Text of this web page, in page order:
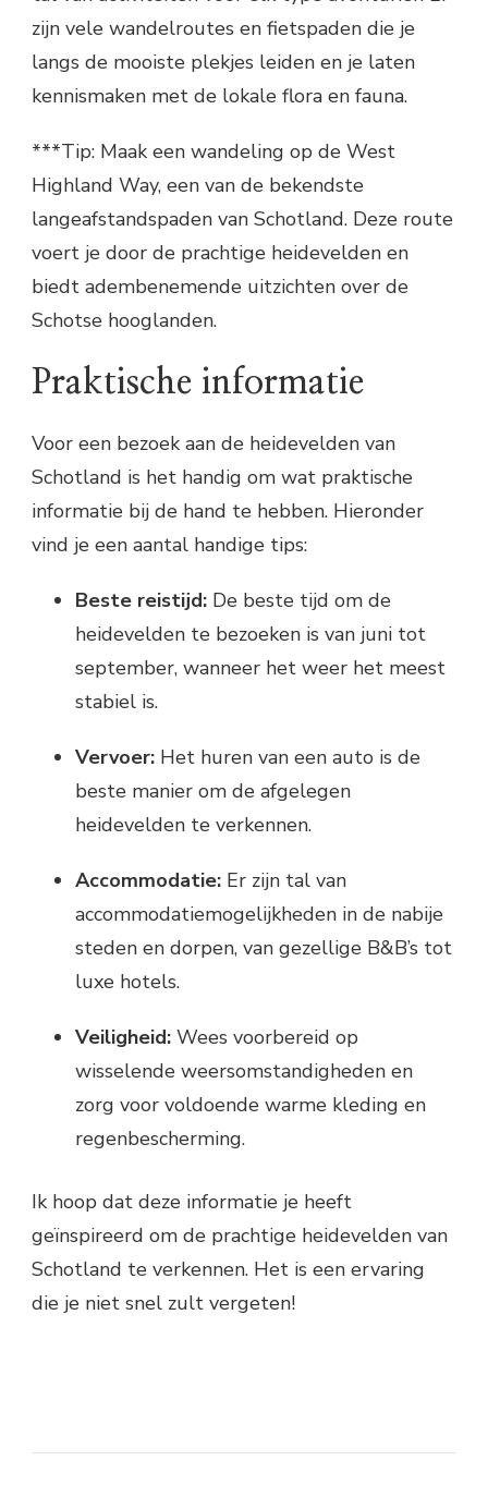
zijn vele wandelroutes en fietspaden die je
langs de mooiste plekjes leiden en je laten
kennismaken met de lokale flora en fauna.
***Tip: Maak een wandeling op de West
Highland Way, een van de bekendste
langeafstandspaden van Schotland. Deze route
voert je door de prachtige heidevelden en
biedt adembenemende uitzichten over de
Schotse hooglanden.
Praktische informatie
Voor een bezoek aan de heidevelden van
Schotland is het handig om wat praktische
informatie bij de hand te hebben. Hieronder
vind je een aantal handige tips:
Beste reistijd: De beste tijd om de
heidevelden te bezoeken is van juni tot
september, wanneer het weer het meest
stabiel is.
Vervoer: Het huren van een auto is de
beste manier om de afgelegen
heidevelden te verkennen.
Accommodatie: Er zijn tal van
accommodatiemogelijkheden in de nabije
steden en dorpen, van gezellige B&B’s tot
luxe hotels.
Veiligheid: Wees voorbereid op
wisselende weersomstandigheden en
zorg voor voldoende warme kleding en
regenbescherming.
Ik hoop dat deze informatie je heeft
geïnspireerd om de prachtige heidevelden van
Schotland te verkennen. Het is een ervaring
die je niet snel zult vergeten!